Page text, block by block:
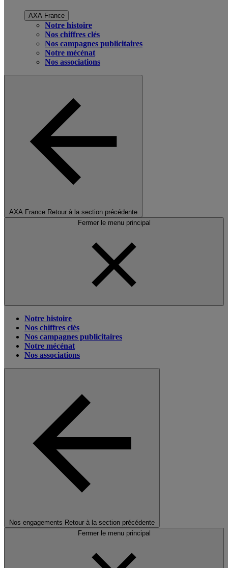
AXA France
Notre histoire
Nos chiffres clés
Nos campagnes publicitaires
Notre mécénat
Nos associations
AXA France Retour à la section précédente
Fermer le menu principal
Notre histoire
Nos chiffres clés
Nos campagnes publicitaires
Notre mécénat
Nos associations
Nos engagements Retour à la section précédente
Fermer le menu principal